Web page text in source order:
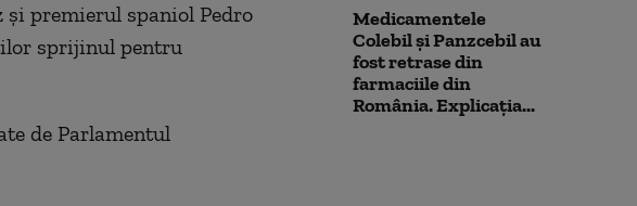
şi premierul spaniol Pedro
sprijinul pentru
de Parlamentul
Medicamentele
Colebil și Panzcebil au
fost retrase din
farmaciile din
România. Explicația...